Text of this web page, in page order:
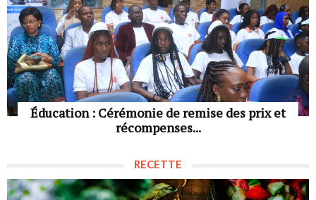
Éducation : Cérémonie de remise des prix et
récompenses...
RECETTE